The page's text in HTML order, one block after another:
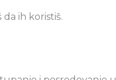
ih koristiš.